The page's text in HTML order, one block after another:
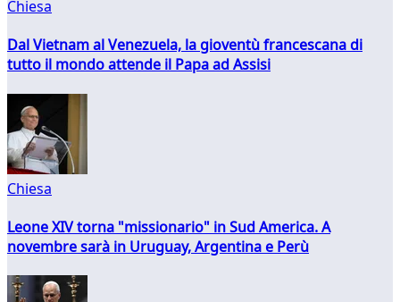
Chiesa
Dal Vietnam al Venezuela, la gioventù francescana di
tutto il mondo attende il Papa ad Assisi
Chiesa
Leone XIV torna "missionario" in Sud America. A
novembre sarà in Uruguay, Argentina e Perù